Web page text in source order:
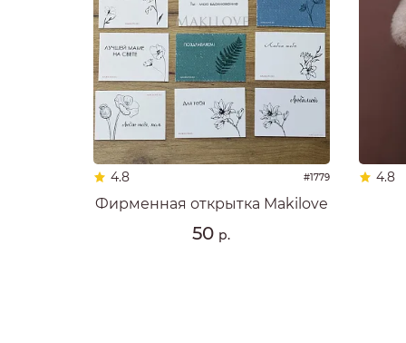
4.8 #1779
Фирменная открытка Makilove
50 р.
4.8